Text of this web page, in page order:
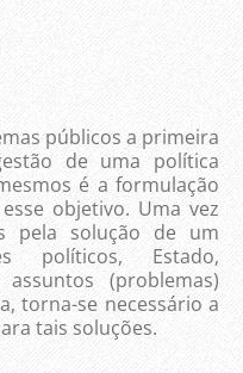
públicos a primeira
de uma política
é a formulação
objetivo. Uma vez
pela solução de um
políticos, Estado,
(problemas)
torna-se necessário a
tais soluções.